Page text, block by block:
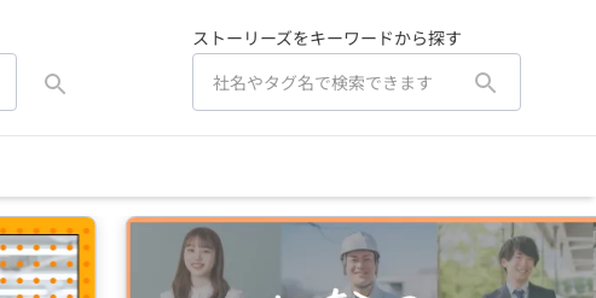
ストーリーズをキーワードから探す